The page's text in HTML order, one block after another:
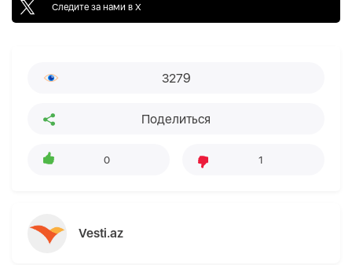
Следите за нами в X
3279
Поделиться
0 1
Vesti.az